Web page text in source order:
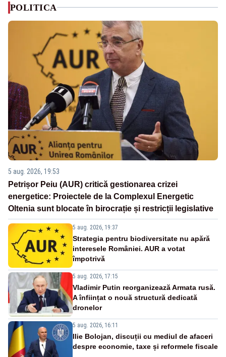
POLITICA
5 aug. 2026, 19:53
Petrișor Peiu (AUR) critică gestionarea crizei
energetice: Proiectele de la Complexul Energetic
Oltenia sunt blocate în birocrație și restricții legislative
5 aug. 2026, 19:37
Strategia pentru biodiversitate nu apără
interesele României. AUR a votat
împotrivă
5 aug. 2026, 17:15
Vladimir Putin reorganizează Armata rusă.
A înființat o nouă structură dedicată
dronelor
5 aug. 2026, 16:11
Ilie Bolojan, discuții cu mediul de afaceri
despre economie, taxe și reformele fiscale